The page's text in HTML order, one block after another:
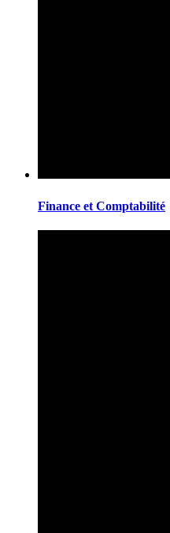
Finance et Comptabilité